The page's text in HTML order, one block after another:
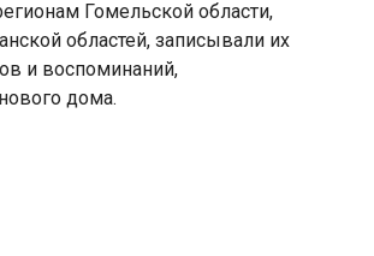
Гомельской области,
областей, записывали их
и воспоминаний,
дома.